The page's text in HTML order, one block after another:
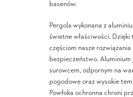
basenów.
Pergola wykonana z
świetne właściwości. Dzięki
częściom nasze rozwiązania
bezpieczeństwo.
surowcem, odpornym na
pogodowe oraz wysokie
Powłoka ochronna chroni